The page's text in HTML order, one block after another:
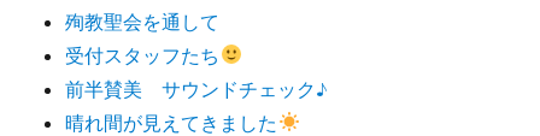
殉教聖会を通して
受付スタッフたち
前半賛美 サウンドチェック♪
晴れ間が見えてきました